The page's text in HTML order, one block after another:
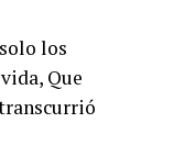
los
Que